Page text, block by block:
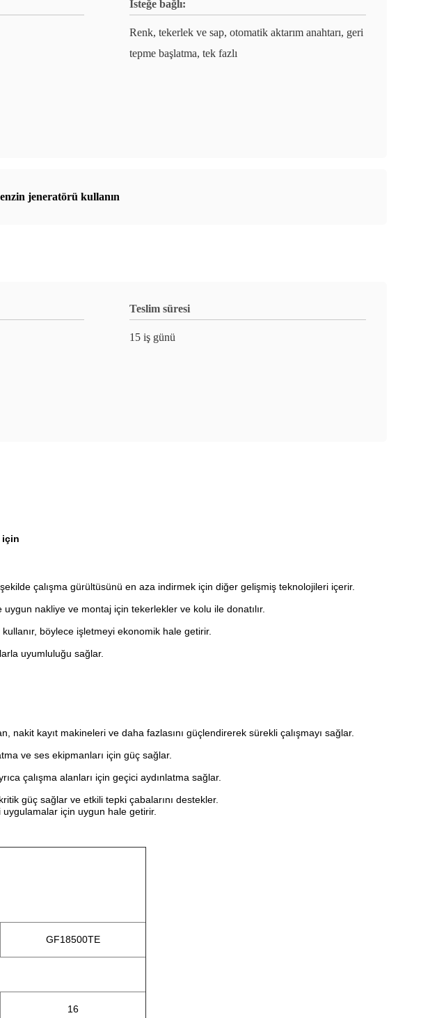
İsteğe bağlı:
Renk, tekerlek ve sap, otomatik aktarım anahtarı, geri
tepme başlatma, tek fazlı
jeneratörü kullanın
Teslim süresi
15 iş günü
için
çalışma gürültüsünü en aza indirmek için diğer gelişmiş teknolojileri içerir.
nakliye ve montaj için tekerlekler ve kolu ile donatılır.
böylece işletmeyi ekonomik hale getirir.
uyumluluğu sağlar.
kayıt makineleri ve daha fazlasını güçlendirerek sürekli çalışmayı sağlar.
ve ses ekipmanları için güç sağlar.
çalışma alanları için geçici aydınlatma sağlar.
güç sağlar ve etkili tepki çabalarını destekler.
için uygun hale getirir.
GF18500TE
16